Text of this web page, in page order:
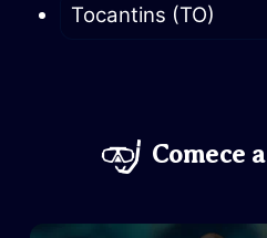
Tocantins (TO)
Comece a